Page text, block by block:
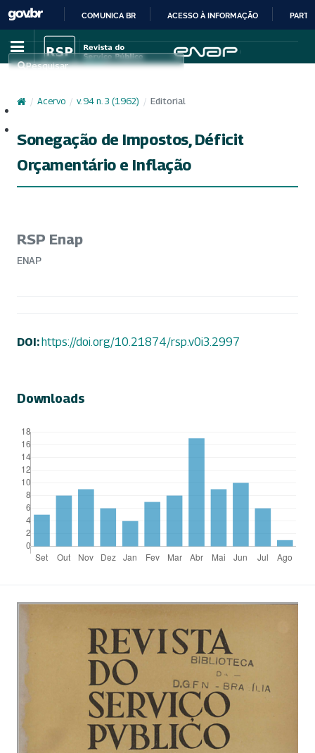
IR
PARA
CONTEÚDO
COMUNICA BR ACESSO À INFORMAÇÃO
Pesquisar
/ Acervo / v. 94 n. 3 (1962) / Editorial
Sonegação de Impostos, Déficit
Orçamentário e Inflação
RSP Enap
ENAP
DOI:https://doi.org/10.21874/rsp.v0i3.2997
Downloads